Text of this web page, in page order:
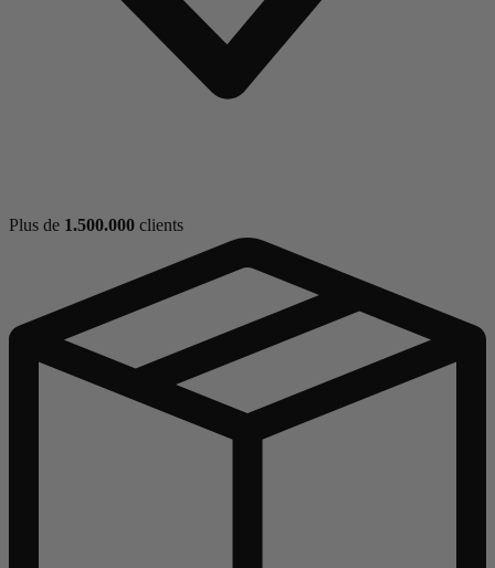
Plus de 1.500.000 clients